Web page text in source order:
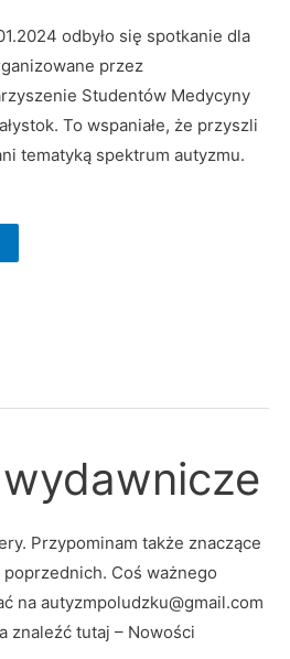
odbyło się spotkanie dla
przez
Studentów Medycyny
To wspaniałe, że przyszli
tematyką spektrum autyzmu.
Przypominam także znaczące
Coś ważnego
na autyzmpoludzku@gmail.com
znaleźć tutaj – Nowości